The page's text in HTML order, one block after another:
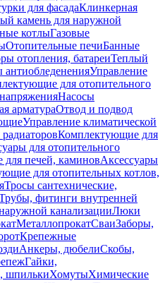
для фасадаКлинкерная
камень для наружной
котлыГазовые
Отопительные печиБанные
отопления, батареиТеплый
Управление
для отопительного
Насосы
арматураОтвод и подвод
Управление климатической
Комплектующие для
для отопительного
печей, каминовАксессуары
для отопительных котлов,
Тросы сантехнические,
фитинги внутренней
канализацииЛюки
МеталлопрокатСваиЗаборы,
Крепежные
Анкеры, дюбелиСкобы,
Гайки,
шпилькиХомутыХимические